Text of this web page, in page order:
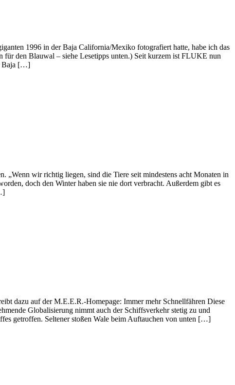
1996 in der Baja California/Mexiko fotografiert hatte, habe ich das
den Blauwal – siehe Lesetipps unten.) Seit kurzem ist FLUKE nun
Baja […]
„Wenn wir richtig liegen, sind die Tiere seit mindestens acht Monaten in
doch den Winter haben sie nie dort verbracht. Außerdem gibt es
dazu auf der M.E.E.R.-Homepage: Immer mehr Schnellfähren Diese
Globalisierung nimmt auch der Schiffsverkehr stetig zu und
getroffen. Seltener stoßen Wale beim Auftauchen von unten […]